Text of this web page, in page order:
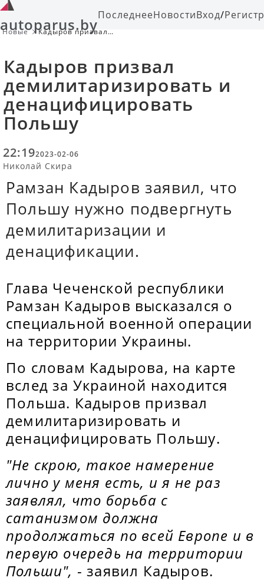
autoparus.byПоследнееНовостиВход/
Новые
Кадыров призвал
Кадыров призвал
демилитаризировать и
денацифицировать
Польшу
22:192023-02-06
Николай Скира
Рамзан Кадыров заявил, что
Польшу нужно подвергнуть
демилитаризации и
денацификации.
Глава Чеченской республики
Рамзан Кадыров высказался о
специальной военной операции
на территории Украины.
По словам Кадырова, на карте
вслед за Украиной находится
Польша. Кадыров призвал
демилитаризировать и
денацифицировать Польшу.
"Не скрою, такое намерение
лично у меня есть, и я не раз
заявлял, что борьба с
сатанизмом должна
продолжаться по всей Европе и в
первую очередь на территории
Польши", - заявил Кадыров.